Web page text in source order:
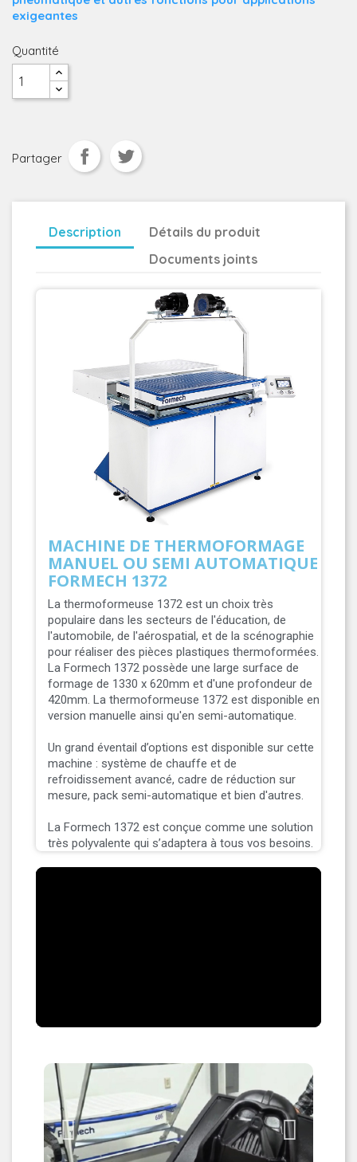
exigeantes
Quantité
Partager
Description
Détails du produit
Documents joints
MACHINE DE THERMOFORMAGE
MANUEL OU SEMI AUTOMATIQUE
FORMECH 1372
La thermoformeuse 1372 est un choix très
populaire dans les secteurs de l'éducation, de
l'automobile, de l'aérospatial, et de la scénographie
pour réaliser des pièces plastiques thermoformées.
La Formech 1372 possède une large surface de
formage de 1330 x 620mm et d'une profondeur de
420mm. La thermoformeuse 1372 est disponible en
version manuelle ainsi qu'en semi-automatique.
Un grand éventail d’options est disponible sur cette
machine : système de chauffe et de
refroidissement avancé, cadre de réduction sur
mesure, pack semi-automatique et bien d'autres.
La Formech 1372 est conçue comme une solution
très polyvalente qui s’adaptera à tous vos besoins.